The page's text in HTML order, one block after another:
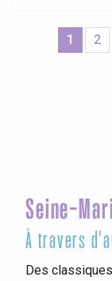
1 2
Seine-
À travers
Des